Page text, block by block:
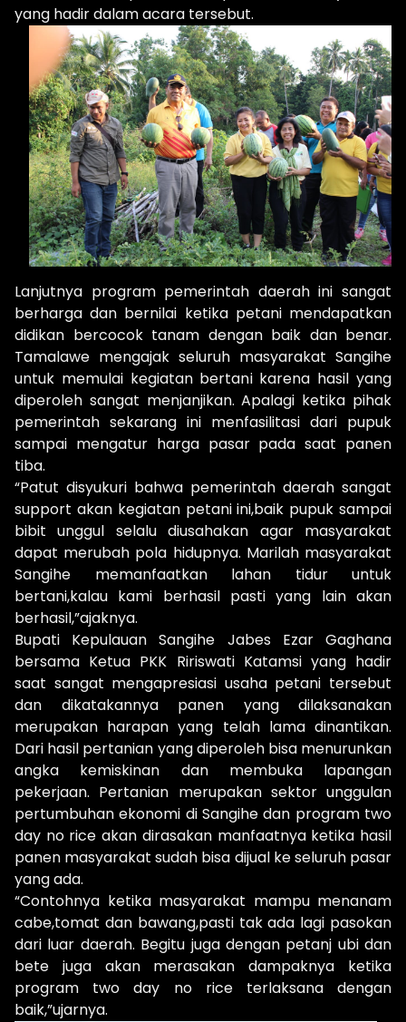
yang hadir dalam acara tersebut.
Lanjutnya program pemerintah daerah ini sangat
berharga dan bernilai ketika petani mendapatkan
didikan bercocok tanam dengan baik dan benar.
Tamalawe mengajak seluruh masyarakat Sangihe
untuk memulai kegiatan bertani karena hasil yang
diperoleh sangat menjanjikan. Apalagi ketika pihak
pemerintah sekarang ini menfasilitasi dari pupuk
sampai mengatur harga pasar pada saat panen
tiba.
“Patut disyukuri bahwa pemerintah daerah sangat
support akan kegiatan petani ini,baik pupuk sampai
bibit unggul selalu diusahakan agar masyarakat
dapat merubah pola hidupnya. Marilah masyarakat
Sangihe memanfaatkan lahan tidur untuk
bertani,kalau kami berhasil pasti yang lain akan
berhasil,”ajaknya.
Bupati Kepulauan Sangihe Jabes Ezar Gaghana
bersama Ketua PKK Ririswati Katamsi yang hadir
saat sangat mengapresiasi usaha petani tersebut
dan dikatakannya panen yang dilaksanakan
merupakan harapan yang telah lama dinantikan.
Dari hasil pertanian yang diperoleh bisa menurunkan
angka kemiskinan dan membuka lapangan
pekerjaan. Pertanian merupakan sektor unggulan
pertumbuhan ekonomi di Sangihe dan program two
day no rice akan dirasakan manfaatnya ketika hasil
panen masyarakat sudah bisa dijual ke seluruh pasar
yang ada.
“Contohnya ketika masyarakat mampu menanam
cabe,tomat dan bawang,pasti tak ada lagi pasokan
dari luar daerah. Begitu juga dengan petanj ubi dan
bete juga akan merasakan dampaknya ketika
program two day no rice terlaksana dengan
baik,”ujarnya.